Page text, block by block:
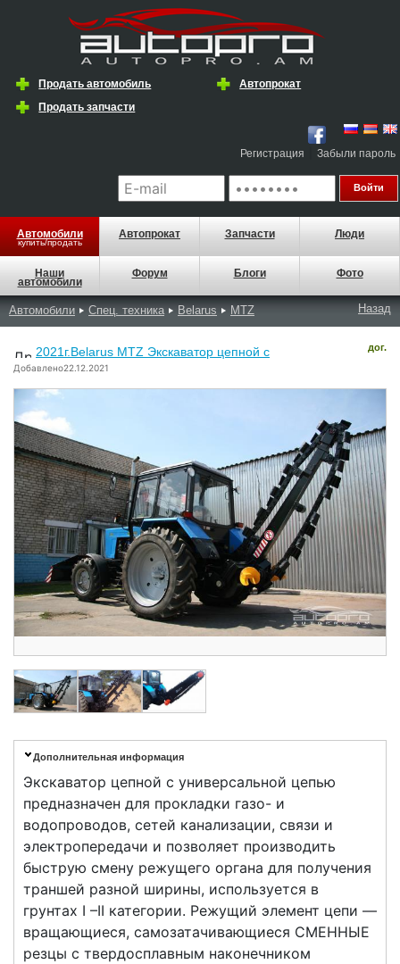
Продать автомобиль
Автопрокат
Продать запчасти
Регистрация Забыли пароль
Автомобили
купить/продать
Автопрокат Запчасти Люди
Наши
автомобили
Форум Блоги Фото
Автомобили Спец. техника Belarus MTZ Назад
2021г.Belarus MTZ Экскаватор цепной с
Добавлено22.12.2021
дог.
Дополнительная информация
Экскаватор цепной с универсальной цепью
предназначен для прокладки газо- и
водопроводов, сетей канализации, связи и
электропередачи и позволяет производить
быструю смену режущего органа для получения
траншей разной ширины, используется в
грунтах I –II категории. Режущий элемент цепи —
вращающиеся, самозатачивающиеся СМЕННЫЕ
резцы с твердосплавным наконечником